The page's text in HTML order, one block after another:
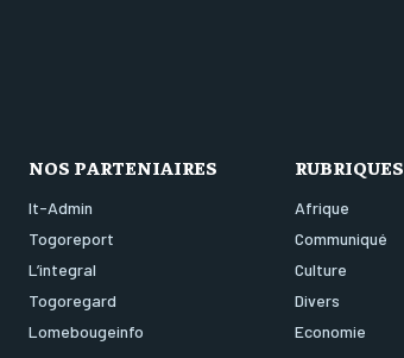
NOS PARTENIAIRES
It-Admin
Togoreport
L’integral
Togoregard
Lomebougeinfo
RUBRIQUES
Afrique
Communiqué
Culture
Divers
Economie